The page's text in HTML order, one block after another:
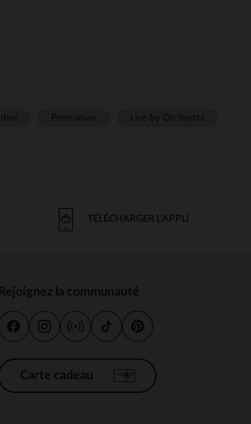
TÉLÉCHARGER L'APPLI
Rejoignez la communauté
Carte cadeau